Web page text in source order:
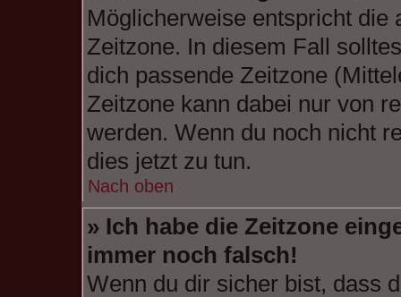
Möglicherweise entspricht die
Zeitzone. In diesem Fall
dich passende Zeitzone
Zeitzone kann dabei nur von
werden. Wenn du noch nicht
dies jetzt zu tun.
Nach oben
» Ich habe die Zeitzone
immer noch falsch!
Wenn du dir sicher bist, dass